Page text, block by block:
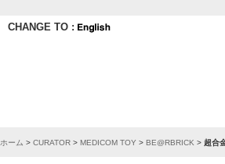
CHANGE TO :
ホーム > CURATOR > MEDICOM TOY > BE@RBRICK > 超合